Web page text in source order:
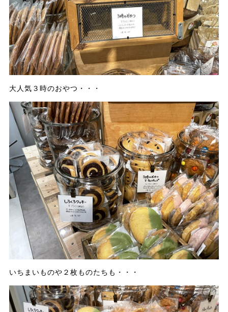
大人気３時のおやつ・・・
いちまいものや２枚ものたちも・・・